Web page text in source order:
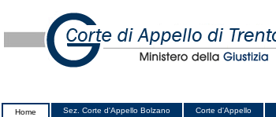
Home Sez. Corte d'Appello Bolzano Corte d'Appello